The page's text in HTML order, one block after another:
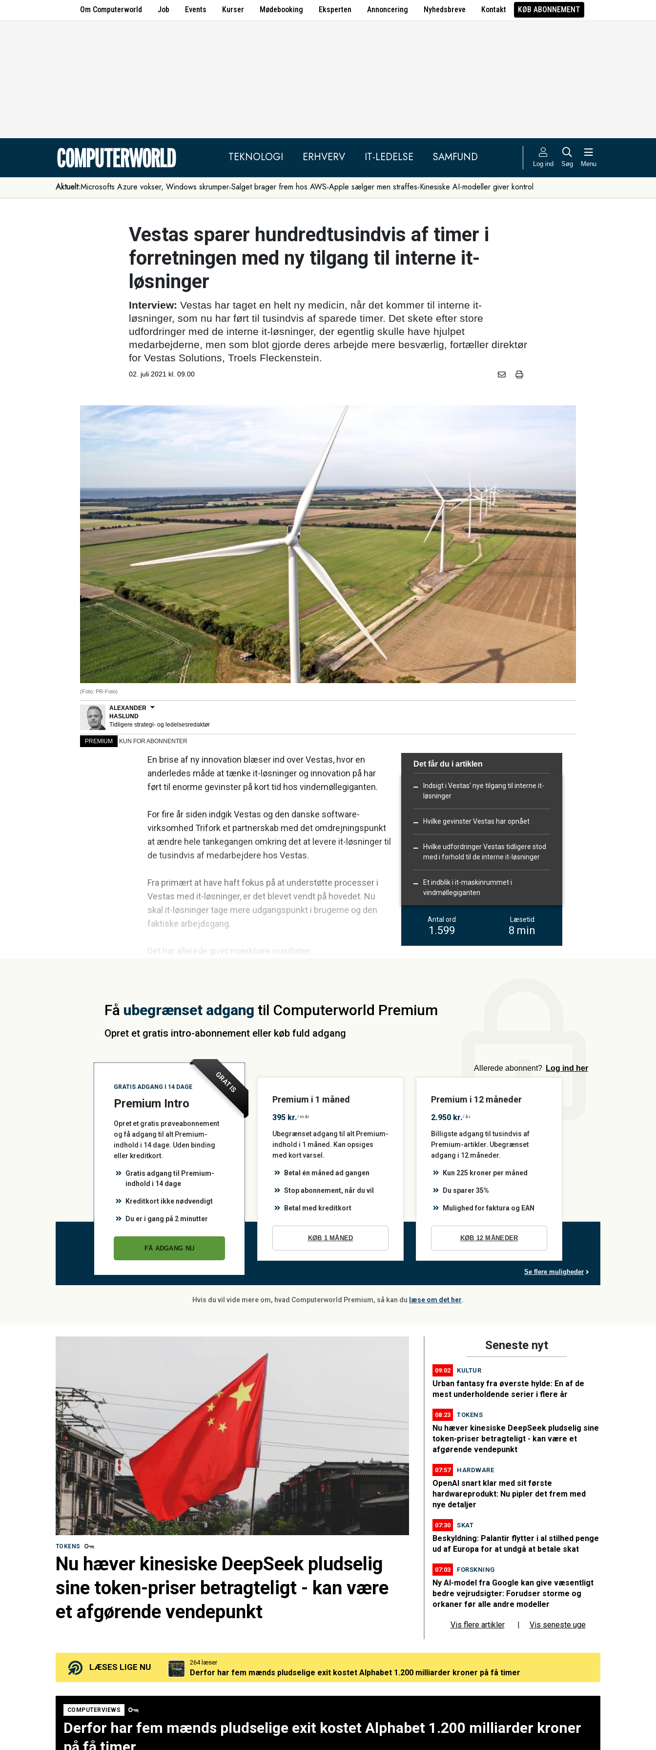
Om Computerworld Job Events Kurser Mødebooking Eksperten Annoncering Nyhedsbreve Kontakt KØB ABONNEMENT
TEKNOLOGI ERHVERV IT-LEDELSE SAMFUND Log ind Søg Menu
Aktuelt:Microsofts Azure vokser, Windows skrumper Salget brager frem hos AWS Apple sælger men straffes Kinesiske AI-modeller giver kontrol
Vestas sparer hundredtusindvis af timer i
forretningen med ny tilgang til interne it-
løsninger
Interview: Vestas har taget en helt ny medicin, når det kommer til interne it-
løsninger, som nu har ført til tusindvis af sparede timer. Det skete efter store
udfordringer med de interne it-løsninger, der egentlig skulle have hjulpet
medarbejderne, men som blot gjorde deres arbejde mere besværlig, fortæller direktør
for Vestas Solutions, Troels Fleckenstein.
02. juli 2021 kl. 09.00
(Foto: PR-Foto)
ALEXANDER
HASLUND
Tidligere strategi- og ledelsesredaktør
PREMIUM KUN FOR ABONNENTER
Det får du i artiklen
Indsigt i Vestas' nye tilgang til interne it-
løsninger
Hvilke gevinster Vestas har opnået
Hvilke udfordringer Vestas tidligere stod
med i forhold til de interne it-løsninger
Et indblik i it-maskinrummet i
vindmøllegiganten
Antal ord
1.599
Læsetid
8 min
En brise af ny innovation blæser ind over Vestas, hvor en
anderledes måde at tænke it-løsninger og innovation på har
ført til enorme gevinster på kort tid hos vindemøllegiganten.
For fire år siden indgik Vestas og den danske software-
virksomhed Trifork et partnerskab med det omdrejningspunkt
at ændre hele tankegangen omkring det at levere it-løsninger til
de tusindvis af medarbejdere hos Vestas.
Fra primært at have haft fokus på at understøtte processer i
Vestas med it-løsninger, er det blevet vendt på hovedet. Nu
skal it-løsninger tage mere udgangspunkt i brugerne og den
faktiske arbejdsgang.
Det har allerede givet mærkbare resultater.
Få ubegrænset adgang til Computerworld Premium
Opret et gratis intro-abonnement eller køb fuld adgang
Allerede abonnent? Log ind her
GRATIS
GRATIS ADGANG I 14 DAGE
Premium Intro
Opret et gratis prøveabonnement
og få adgang til alt Premium-
indhold i 14 dage. Uden binding
eller kreditkort.
Gratis adgang til Premium-
indhold i 14 dage
Kreditkort ikke nødvendigt
Du er i gang på 2 minutter
FÅ ADGANG NU
Premium i 1 måned
395 kr./mdr
Ubegrænset adgang til alt Premium-
indhold i 1 måned. Kan opsiges
med kort varsel.
Betal én måned ad gangen
Stop abonnement, når du vil
Betal med kreditkort
KØB 1 MÅNED
Premium i 12 måneder
2.950 kr./år
Billigste adgang til tusindvis af
Premium-artikler. Ubegrænset
adgang i 12 måneder.
Kun 225 kroner per måned
Du sparer 35%
Mulighed for faktura og EAN
KØB 12 MÅNEDER
Se flere muligheder
Hvis du vil vide mere om, hvad Computerworld Premium, så kan du læse om det her.
TOKENS
Nu hæver kinesiske DeepSeek pludselig
sine token-priser betragteligt - kan være
et afgørende vendepunkt
Seneste nyt
09:02 KULTUR
Urban fantasy fra øverste hylde: En af de
mest underholdende serier i flere år
08:23 TOKENS
Nu hæver kinesiske DeepSeek pludselig sine
token-priser betragteligt - kan være et
afgørende vendepunkt
07:57 HARDWARE
OpenAI snart klar med sit første
hardwareprodukt: Nu pipler det frem med
nye detaljer
07:30 SKAT
Beskyldning: Palantir flytter i al stilhed penge
ud af Europa for at undgå at betale skat
07:03 FORSKNING
Ny AI-model fra Google kan give væsentligt
bedre vejrudsigter: Forudser storme og
orkaner før alle andre modeller
Vis flere artikler Vis seneste uge
LÆSES LIGE NU 249 læser
Nu hæver kinesiske DeepSeek pludselig sine token-priser betragteligt - kan være et afgørende vendepunkt
COMPUTERVIEWS
Derfor har fem mænds pludselige exit kostet Alphabet 1.200 milliarder kroner